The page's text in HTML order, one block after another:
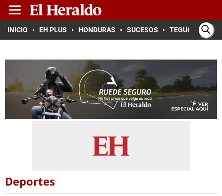
INICIO EH PLUS HONDURAS SUCESOS TEGUCIGALPA
Deportes